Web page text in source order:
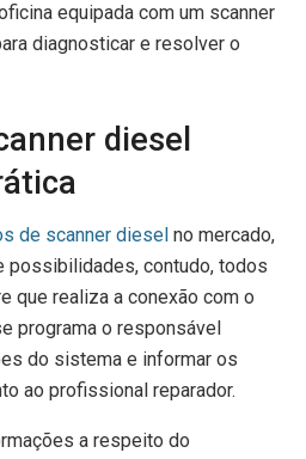
equipada com um scanner
diagnosticar e resolver o
diesel
de scanner diesel no mercado,
contudo, todos
que realiza a conexão com o
programa o responsável
do sistema e informar os
ao profissional reparador.
a respeito do